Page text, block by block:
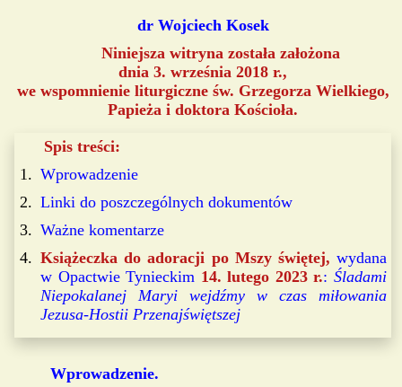
dr Wojciech Kosek
Niniejsza witryna została założona
dnia 3. września 2018 r.,
we wspomnienie liturgiczne św. Grzegorza Wielkiego,
Papieża i doktora Kościoła.
Spis treści:
Wprowadzenie
Linki do poszczególnych dokumentów
Ważne komentarze
Książeczka do adoracji po Mszy świętej, wydana
w Opactwie Tynieckim 14. lutego 2023 r.:Śladami
Niepokalanej Maryi wejdźmy w czas miłowania
Jezusa-Hostii Przenajświętszej
Wprowadzenie.